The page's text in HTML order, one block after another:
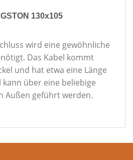
130x105
wird eine gewöhnliche
Das Kabel kommt
und hat etwa eine Länge
kann über eine beliebige
Außen geführt werden.